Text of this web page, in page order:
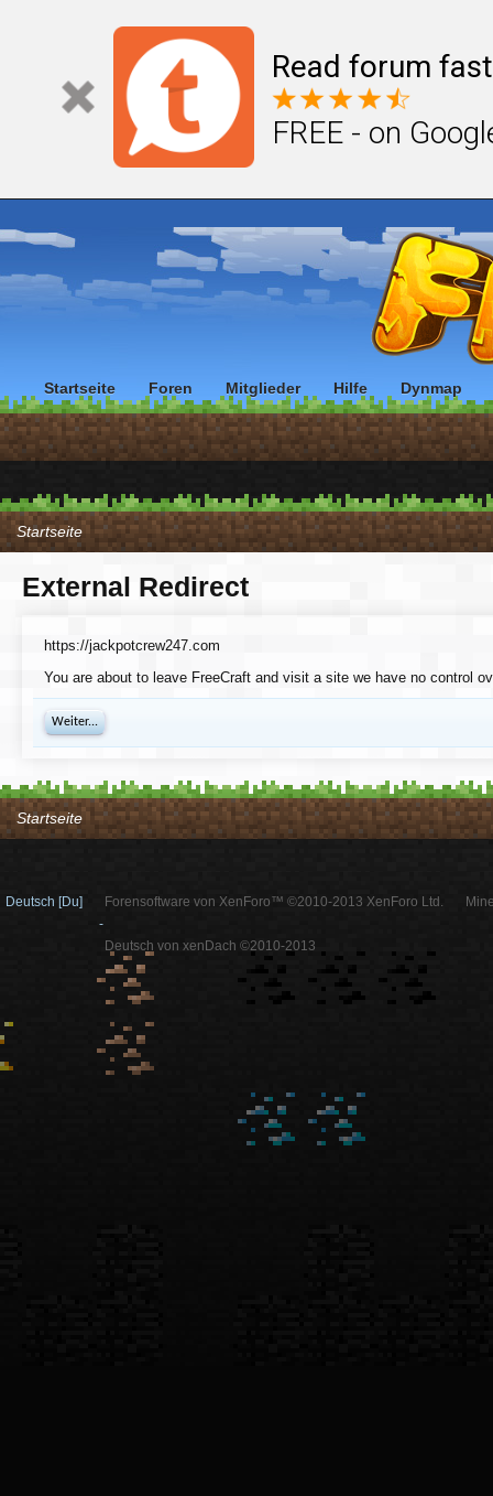
Read forum
FREE - on
Startseite
External Redirect
https://jackpotcrew247.com
You are about to leave FreeCraft and visit a site we have no control
Weiter...
Startseite
Startseite Foren Mitglieder Hilfe Dynmap
Deutsch [Du]
Forensoftware von XenForo™ ©2010-2013 XenForo Ltd.
-
Deutsch von xenDach ©2010-2013